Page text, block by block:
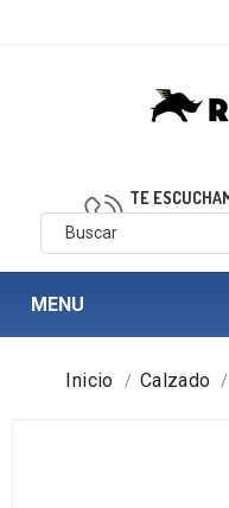
TE
910 850 040
MENU
Inicio Calzado